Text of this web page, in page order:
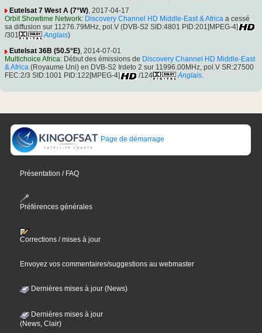
Eutelsat 7 West A (7°W), 2017-04-17
Orbit Showtime Network: Discovery Channel HD Middle-East & Africa a cessé
sa diffusion sur 11276.79MHz, pol.V (DVB-S2 SID:4801 PID:201[MPEG-4]
/301
Anglais)
Eutelsat 36B (50.5°E), 2014-07-01
Multichoice Africa: Début des émissions de Discovery Channel HD Middle-East
& Africa (Royaume Uni) en DVB-S2 Irdeto 2 sur 11996.00MHz, pol.V SR:27500
FEC:2/3 SID:1001 PID:122[MPEG-4]
/124 Anglais.
Page de démarrage
Présentation / FAQ
Préférences générales
Corrections / mises à jour
Envoyez vos commentaires/suggestions au webmaster
Dernières mises à jour (News)
Dernières mises à jour
(News, Clair)